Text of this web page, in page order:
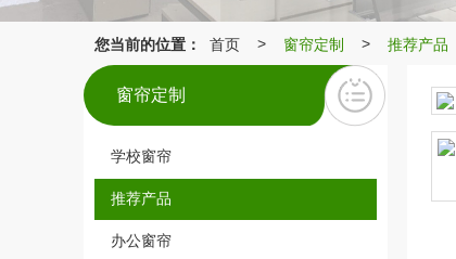
您当前的位置： 首页 > 窗帘定制 > 推荐产品
窗帘定制
学校窗帘
推荐产品
办公窗帘